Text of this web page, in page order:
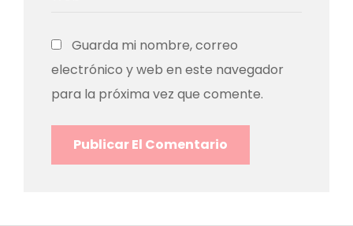
Guarda mi nombre, correo
electrónico y web en este navegador
para la próxima vez que comente.